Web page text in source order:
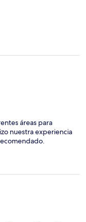
áreas para
nuestra experiencia